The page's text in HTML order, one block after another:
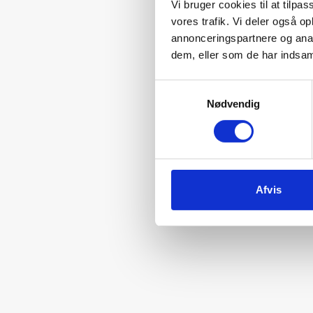
Vi bruger cookies til at
vores trafik. Vi deler også
annonceringspartnere og
dem, eller som de har
Nødvendig
Afvis